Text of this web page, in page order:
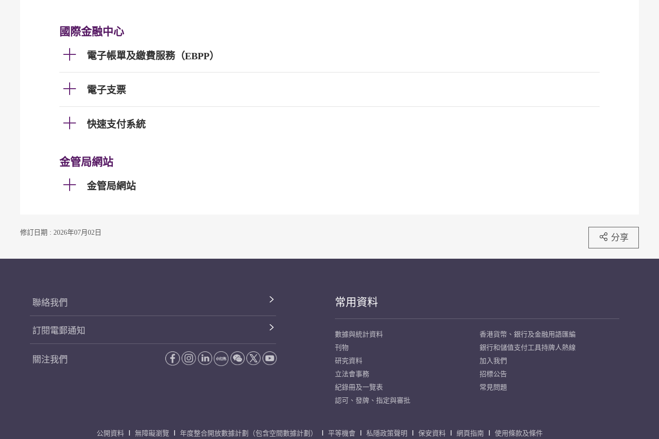
國際金融中心
電子帳單及繳費服務（EBPP）
電子支票
快速支付系統
金管局網站
金管局網站
修訂日期 : 2026年07月02日 分享
聯絡我們
訂閱電郵通知
關注我們
常用資料
數據與統計資料
刊物
研究資料
立法會事務
紀錄冊及一覽表
認可、發牌、指定與審批
香港貨幣、銀行及金融用語匯編
銀行和儲值支付工具持牌人熱線
加入我們
招標公告
常見問題
公開資料 無障礙瀏覽 年度整合開放數據計劃（包含空間數據計劃） 平等機會 私隱政策聲明 保安資料 網頁指南 使用條款及條件